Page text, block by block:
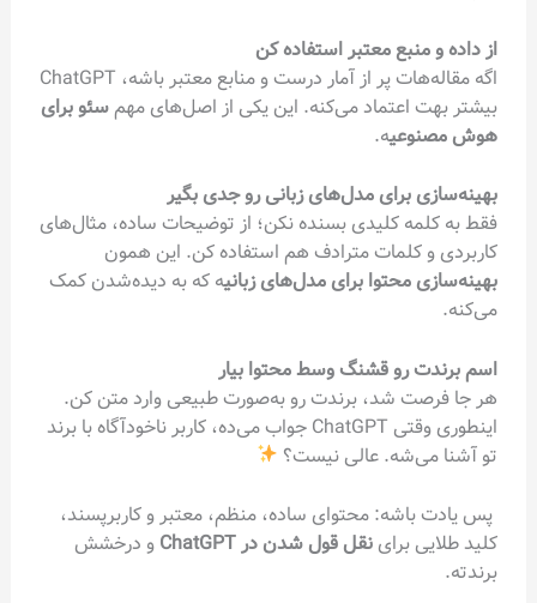
از داده و منبع معتبر استفاده کن
اگه مقاله‌هات پر از آمار درست و منابع معتبر باشه، ChatGPT
بیشتر بهت اعتماد می‌کنه. این یکی از اصل‌های مهم سئو برای
هوش مصنوعیه.
بهینه‌سازی برای مدل‌های زبانی رو جدی بگیر
فقط به کلمه کلیدی بسنده نکن؛ از توضیحات ساده، مثال‌های
کاربردی و کلمات مترادف هم استفاده کن. این همون
بهینه‌سازی محتوا برای مدل‌های زبانیه که به دیده‌شدن کمک
می‌کنه.
اسم برندت رو قشنگ وسط محتوا بیار
هر جا فرصت شد، برندت رو به‌صورت طبیعی وارد متن کن.
اینطوری وقتی ChatGPT جواب می‌ده، کاربر ناخودآگاه با برند
تو آشنا می‌شه. عالی نیست؟
پس یادت باشه: محتوای ساده، منظم، معتبر و کاربرپسند،
کلید طلایی برای نقل قول شدن در ChatGPT
و درخشش
برندته.